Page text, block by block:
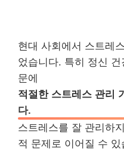
현대 사회에서 스트레
었습니다. 특히 정신
문에
적절한 스트레스 관리
다.
스트레스를 잘 관리하
적 문제로 이어질 수